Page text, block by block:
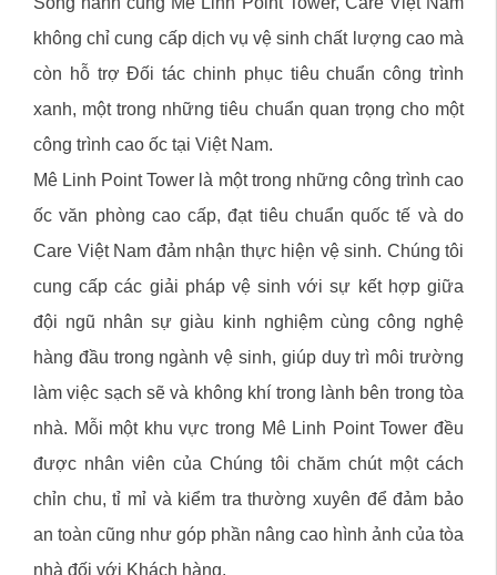
không chỉ cung cấp dịch vụ vệ sinh chất lượng cao mà
còn hỗ trợ Đối tác chinh phục tiêu chuẩn công trình
xanh, một trong những tiêu chuẩn quan trọng cho một
công trình cao ốc tại Việt Nam.
Mê Linh Point Tower là một trong những công trình cao
ốc văn phòng cao cấp, đạt tiêu chuẩn quốc tế và do
Care Việt Nam đảm nhận thực hiện vệ sinh. Chúng tôi
cung cấp các giải pháp vệ sinh với sự kết hợp giữa
đội ngũ nhân sự giàu kinh nghiệm cùng công nghệ
hàng đầu trong ngành vệ sinh, giúp duy trì môi trường
làm việc sạch sẽ và không khí trong lành bên trong tòa
nhà. Mỗi một khu vực trong Mê Linh Point Tower đều
được nhân viên của Chúng tôi chăm chút một cách
chỉn chu, tỉ mỉ và kiểm tra thường xuyên để đảm bảo
an toàn cũng như góp phần nâng cao hình ảnh của tòa
nhà đối với Khách hàng.